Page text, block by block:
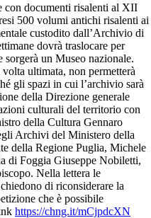
con documenti risalenti al XII
500 volumi antichi risalenti ai
custodito dall’Archivio di
dovrà traslocare per
un Museo nazionale.
ultimata, non permetterà
gli spazi in cui l’archivio sarà
della Direzione generale
culturali del territorio con
della Cultura Gennaro
Archivi del Ministero della
della Regione Puglia, Michele
di Foggia Giuseppe Nobiletti,
Nella lettera le
di riconsiderare la
che è possibile
https://chng.it/mCjpdcXN